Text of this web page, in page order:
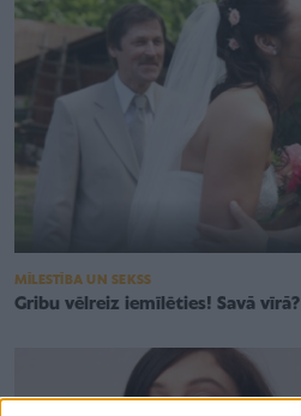
MĪLESTĪBA UN SEKSS
Gribu vēlreiz iemīlēties! Savā vīrā?